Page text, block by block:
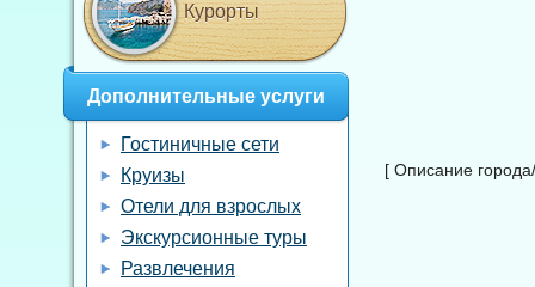
[ Описание
Курорты
Дополнительные услуги
Гостиничные сети
Круизы
Отели для взрослых
Экскурсионные туры
Развлечения